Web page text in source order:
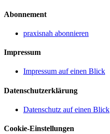
Abonnement
praxisnah abonnieren
Impressum
Impressum auf einen Blick
Datenschutzerklärung
Datenschutz auf einen Blick
Cookie-Einstellungen